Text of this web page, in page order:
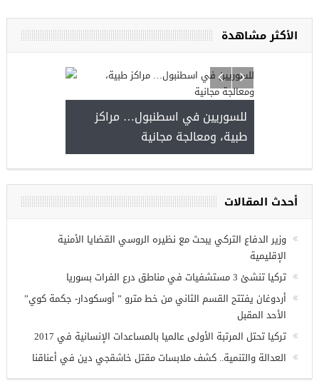
الأكثر مشاهدة
للسوريين في اسطنبول… مراكز
طبية، ومعالجة مجانية
في
أحدث المقالات
وزير الدفاع التركي يبحث مع نظيره الروسي القضايا الأمنية
الإقليمية
تركيا تنشئ 3 مستشفيات في مناطق درع الفرات بسوريا
أردوغان يفتتح القسم الثاني من خط مترو ” أوسكودار- جكمة كوي”
الأحد المقبل
تركيا تحتل المرتبة الأولى عالميا بالمساعدات الإنسانية في 2017
العدالة والتنمية.. كشف ملابسات مقتل خاشقجي دين في أعناقنا